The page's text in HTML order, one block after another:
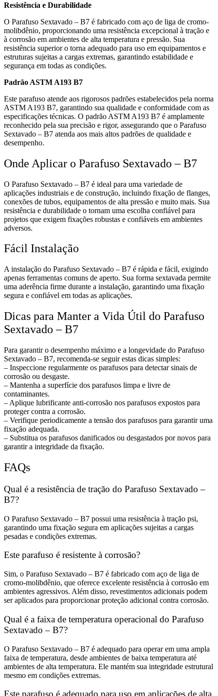
Resistência e Durabilidade
O Parafuso Sextavado – B7 é fabricado com aço de liga de cromo-
molibdênio, proporcionando uma resistência excepcional à tração e
à corrosão em ambientes de alta temperatura e pressão. Sua
resistência superior o torna adequado para uso em equipamentos e
estruturas sujeitas a cargas extremas, garantindo estabilidade e
segurança em todas as condições.
Padrão ASTM A193 B7
Este parafuso atende aos rigorosos padrões estabelecidos pela norma
ASTM A193 B7, garantindo sua qualidade e conformidade com as
especificações técnicas. O padrão ASTM A193 B7 é amplamente
reconhecido pela sua precisão e rigor, assegurando que o Parafuso
Sextavado – B7 atenda aos mais altos padrões de qualidade e
desempenho.
Onde Aplicar o Parafuso Sextavado – B7
O Parafuso Sextavado – B7 é ideal para uma variedade de
aplicações industriais e de construção, incluindo fixação de flanges,
conexões de tubos, equipamentos de alta pressão e muito mais. Sua
resistência e durabilidade o tornam uma escolha confiável para
projetos que exigem fixações robustas e confiáveis em ambientes
adversos.
Fácil Instalação
A instalação do Parafuso Sextavado – B7 é rápida e fácil, exigindo
apenas ferramentas comuns de aperto. Sua forma sextavada permite
uma aderência firme durante a instalação, garantindo uma fixação
segura e confiável em todas as aplicações.
Dicas para Manter a Vida Útil do Parafuso
Sextavado – B7
Para garantir o desempenho máximo e a longevidade do Parafuso
Sextavado – B7, recomenda-se seguir estas dicas simples:
– Inspeccione regularmente os parafusos para detectar sinais de
corrosão ou desgaste.
– Mantenha a superfície dos parafusos limpa e livre de
contaminantes.
– Aplique lubrificante anti-corrosão nos parafusos expostos para
proteger contra a corrosão.
– Verifique periodicamente a tensão dos parafusos para garantir uma
fixação adequada.
– Substitua os parafusos danificados ou desgastados por novos para
garantir a integridade da fixação.
FAQs
Qual é a resistência de tração do Parafuso Sextavado –
B7?
O Parafuso Sextavado – B7 possui uma resistência à tração psi,
garantindo uma fixação segura em aplicações sujeitas a cargas
pesadas e condições extremas.
Este parafuso é resistente à corrosão?
Sim, o Parafuso Sextavado – B7 é fabricado com aço de liga de
cromo-molibdênio, que oferece excelente resistência à corrosão em
ambientes agressivos. Além disso, revestimentos adicionais podem
ser aplicados para proporcionar proteção adicional contra corrosão.
Qual é a faixa de temperatura operacional do Parafuso
Sextavado – B7?
O Parafuso Sextavado – B7 é adequado para operar em uma ampla
faixa de temperatura, desde ambientes de baixa temperatura até
ambientes de alta temperatura. Ele mantém sua integridade estrutural
mesmo em condições extremas.